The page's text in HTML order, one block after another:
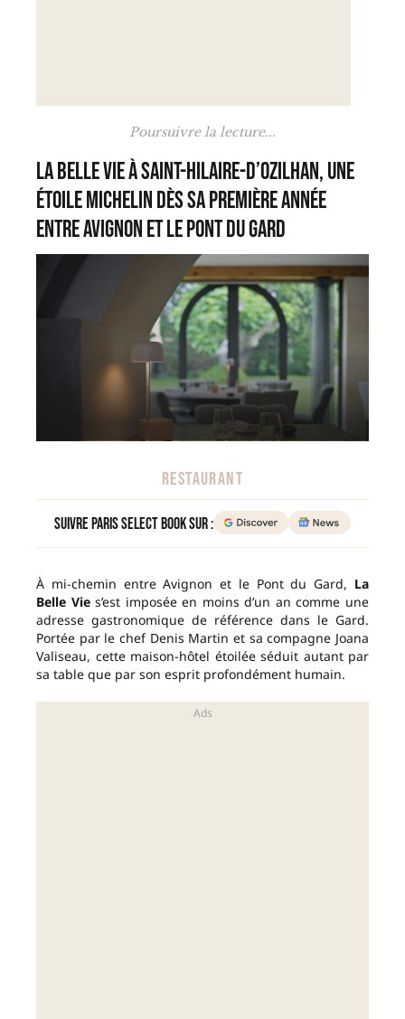
Poursuivre la lecture...
La Belle Vie à Saint-Hilaire-d’Ozilhan, une
étoile Michelin dès sa première année
entre Avignon et le Pont du Gard
RESTAURANT
Suivre Paris Select Book sur :
À mi-chemin entre Avignon et le Pont du Gard, La
Belle Vies’est imposée en moins d’un an comme une
adresse gastronomique de référence dans le Gard.
Portée par le chef Denis Martin et sa compagne Joana
Valiseau, cette maison-hôtel étoilée séduit autant par
sa table que par son esprit profondément humain.